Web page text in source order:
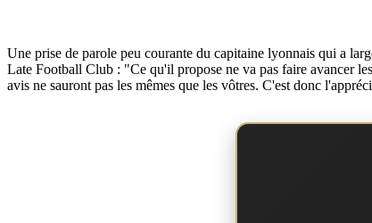
Une prise de parole peu courante du capitaine lyonnais qui a
Late Football Club : "Ce qu'il propose ne va pas faire avancer
avis ne sauront pas les mêmes que les vôtres. C'est donc